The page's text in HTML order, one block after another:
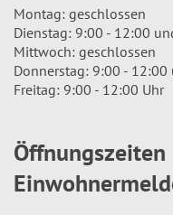
Montag: geschlossen
Dienstag: 9:00 - 12:00
Mittwoch: geschlossen
Donnerstag: 9:00 -
Freitag: 9:00 - 12:00 Uhr
Öffnungszeiten